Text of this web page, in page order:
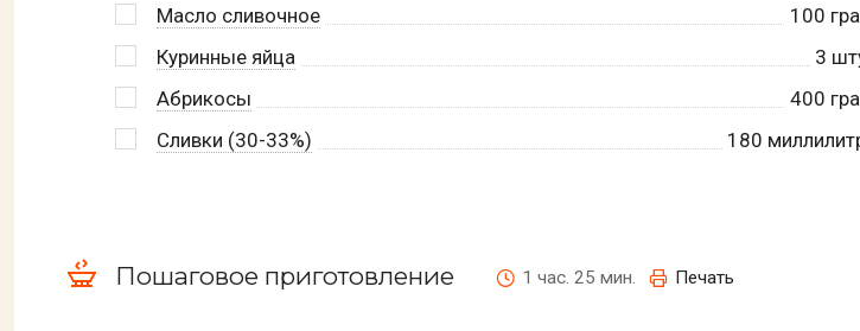
Масло сливочное
100
Куринные яйца
3
Абрикосы
400
Сливки (30-33%)
180
Пошаговое приготовление 1 час. 25 мин. Печать